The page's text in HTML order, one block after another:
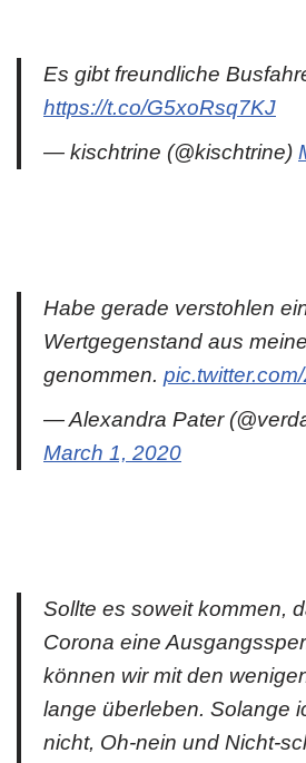
Es gibt freundliche
https://t.co/G5xoRsq7KJ
— kischtrine (@kischtrine)
Habe gerade verstohlen
Wertgegenstand aus
genommen.
— Alexandra Pater
March 1, 2020
Sollte es soweit kommen,
Corona eine
können wir mit den
lange überleben. Solange
nicht, Oh-nein und Nicht-